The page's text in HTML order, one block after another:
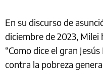
En su discurso de
diciembre de 2023, Milei
“Como dice el gran
contra la pobreza